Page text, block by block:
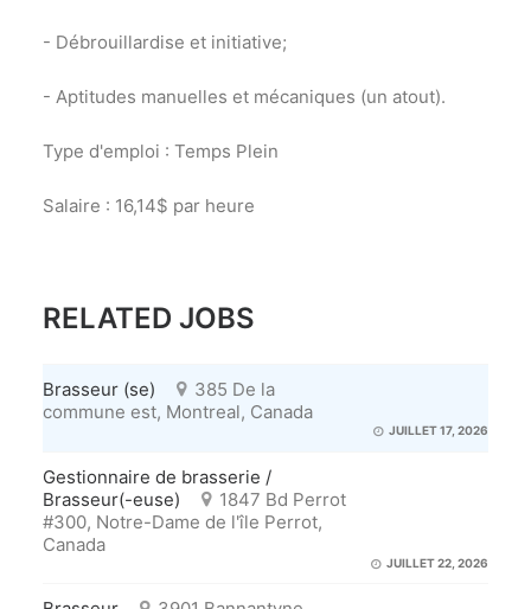
- Débrouillardise et initiative;
- Aptitudes manuelles et mécaniques (un atout).
Type d'emploi : Temps Plein
Salaire : 16,14$ par heure
RELATED JOBS
Brasseur (se)
385 De la
commune est, Montreal, Canada
JUILLET 17, 2026
Gestionnaire de brasserie /
Brasseur(-euse)
1847 Bd Perrot
#300, Notre-Dame de l'île Perrot,
Canada
JUILLET 22, 2026